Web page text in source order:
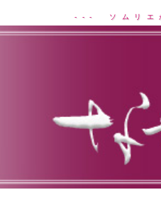
--- ソムリエ